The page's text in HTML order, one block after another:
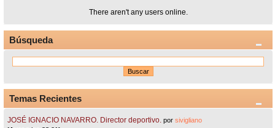
There aren't any users online.
Búsqueda
Temas Recientes
JOSÉ IGNACIO NAVARRO. Director deportivo. porsivigliano